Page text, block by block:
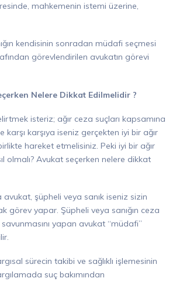
mahkemenin istemi üzerine,
kendisinin sonradan müdafi seçmesi
görevlendirilen avukatın görevi
Nelere Dikkat Edilmelidir ?
isteriz; ağır ceza suçları kapsamına
karşı karşıya iseniz gerçekten iyi bir ağır
hareket etmelisiniz. Peki iyi bir ağır
olmalı? Avukat seçerken nelere dikkat
şüpheli veya sanık iseniz sizin
görev yapar. Şüpheli veya sanığın ceza
yapan avukat “müdafi”
sürecin takibi ve sağlıklı işlemesinin
suç bakımından